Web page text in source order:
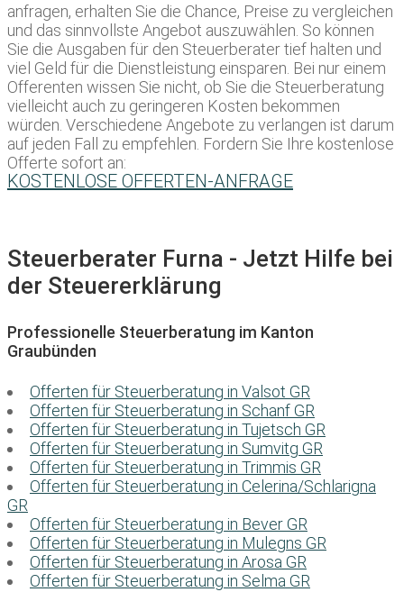
anfragen, erhalten Sie die Chance, Preise zu vergleichen
und das sinnvollste Angebot auszuwählen. So können
Sie die Ausgaben für den Steuerberater tief halten und
viel Geld für die Dienstleistung einsparen. Bei nur einem
Offerenten wissen Sie nicht, ob Sie die Steuerberatung
vielleicht auch zu geringeren Kosten bekommen
würden. Verschiedene Angebote zu verlangen ist darum
auf jeden Fall zu empfehlen. Fordern Sie Ihre kostenlose
Offerte sofort an:
KOSTENLOSE OFFERTEN-ANFRAGE
Steuerberater Furna - Jetzt Hilfe bei
der Steuererklärung
Professionelle Steuerberatung im Kanton
Graubünden
Offerten für Steuerberatung in Valsot GR
Offerten für Steuerberatung in Schanf GR
Offerten für Steuerberatung in Tujetsch GR
Offerten für Steuerberatung in Sumvitg GR
Offerten für Steuerberatung in Trimmis GR
Offerten für Steuerberatung in Celerina/Schlarigna
GR
Offerten für Steuerberatung in Bever GR
Offerten für Steuerberatung in Mulegns GR
Offerten für Steuerberatung in Arosa GR
Offerten für Steuerberatung in Selma GR